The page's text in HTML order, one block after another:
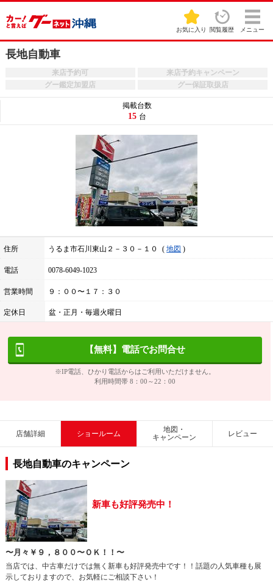
お気に入り 閲覧履歴 メニュー
長地自動車
来店予約可
来店予約キャンペーン
グー鑑定加盟店
グー保証取扱店
住所 うるま市石川東山２－３０－１０ 地図
電話 0078-6049-1023
営業時間 ９：００〜１７：３０
定休日 盆・正月・毎週火曜日
掲載台数
15 台
【無料】電話でお問合せ
※IP電話、ひかり電話からはご利用いただけません。
利用時間帯 8：00～22：00
店舗詳細 ショールーム
地図・
キャンペーン
レビュー
長地自動車のキャンペーン
新車も好評発売中！
〜月々￥９，８００〜ＯＫ！！〜
当店では、中古車だけでは無く新車も好評発売中です！！話題の人気車種も展
示しておりますので、お気軽にご相談下さい！